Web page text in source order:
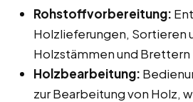
Rohstoffvorbereitung:
Holzlieferungen, Sortieren
Holzstämmen und Brettern
Holzbearbeitung:
zur Bearbeitung von Holz,